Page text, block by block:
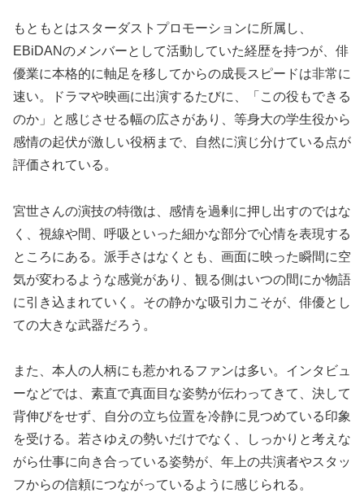
もともとはスターダストプロモーションに所属し、
EBiDANのメンバーとして活動していた経歴を持つが、俳
優業に本格的に軸足を移してからの成長スピードは非常に
速い。ドラマや映画に出演するたびに、「この役もできる
のか」と感じさせる幅の広さがあり、等身大の学生役から
感情の起伏が激しい役柄まで、自然に演じ分けている点が
評価されている。
宮世さんの演技の特徴は、感情を過剰に押し出すのではな
く、視線や間、呼吸といった細かな部分で心情を表現する
ところにある。派手さはなくとも、画面に映った瞬間に空
気が変わるような感覚があり、観る側はいつの間にか物語
に引き込まれていく。その静かな吸引力こそが、俳優とし
ての大きな武器だろう。
また、本人の人柄にも惹かれるファンは多い。インタビュ
ーなどでは、素直で真面目な姿勢が伝わってきて、決して
背伸びをせず、自分の立ち位置を冷静に見つめている印象
を受ける。若さゆえの勢いだけでなく、しっかりと考えな
がら仕事に向き合っている姿勢が、年上の共演者やスタッ
フからの信頼につながっているように感じられる。